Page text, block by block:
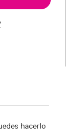
hacerlo